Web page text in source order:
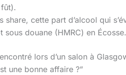
share, cette part d’alcool qui
douane (HMRC) en
lors d’un salon à
une bonne affaire ?”